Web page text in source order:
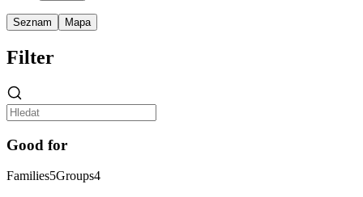
Seznam Mapa
Filter
Good for
Families5Groups4